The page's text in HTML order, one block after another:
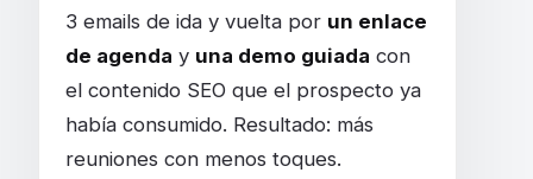
3 emails de ida y vuelta por un enlace
de agenda y una demo guiada con
el contenido SEO que el prospecto ya
había consumido. Resultado: más
reuniones con menos toques.